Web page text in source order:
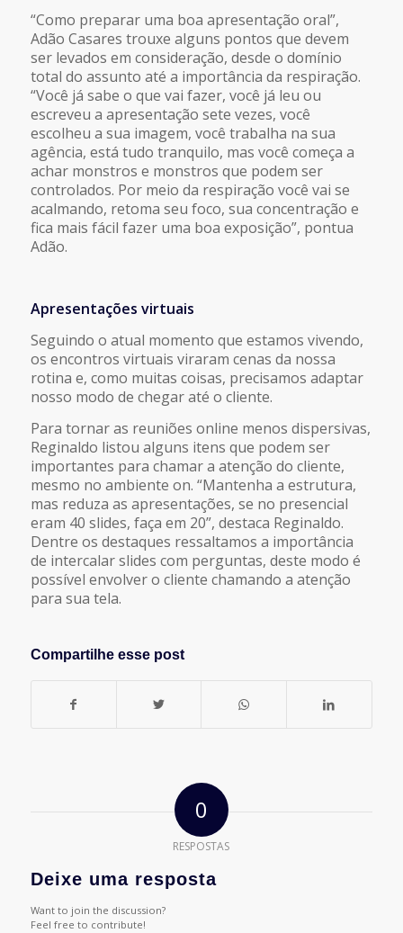
“Como preparar uma boa apresentação oral”,
Adão Casares trouxe alguns pontos que devem
ser levados em consideração, desde o domínio
total do assunto até a importância da respiração.
“Você já sabe o que vai fazer, você já leu ou
escreveu a apresentação sete vezes, você
escolheu a sua imagem, você trabalha na sua
agência, está tudo tranquilo, mas você começa a
achar monstros e monstros que podem ser
controlados. Por meio da respiração você vai se
acalmando, retoma seu foco, sua concentração e
fica mais fácil fazer uma boa exposição”, pontua
Adão.
Apresentações virtuais
Seguindo o atual momento que estamos vivendo,
os encontros virtuais viraram cenas da nossa
rotina e, como muitas coisas, precisamos adaptar
nosso modo de chegar até o cliente.
Para tornar as reuniões online menos dispersivas,
Reginaldo listou alguns itens que podem ser
importantes para chamar a atenção do cliente,
mesmo no ambiente on. “Mantenha a estrutura,
mas reduza as apresentações, se no presencial
eram 40 slides, faça em 20”, destaca Reginaldo.
Dentre os destaques ressaltamos a importância
de intercalar slides com perguntas, deste modo é
possível envolver o cliente chamando a atenção
para sua tela.
Compartilhe esse post
0
RESPOSTAS
Deixe uma resposta
Want to join the discussion?
Feel free to contribute!